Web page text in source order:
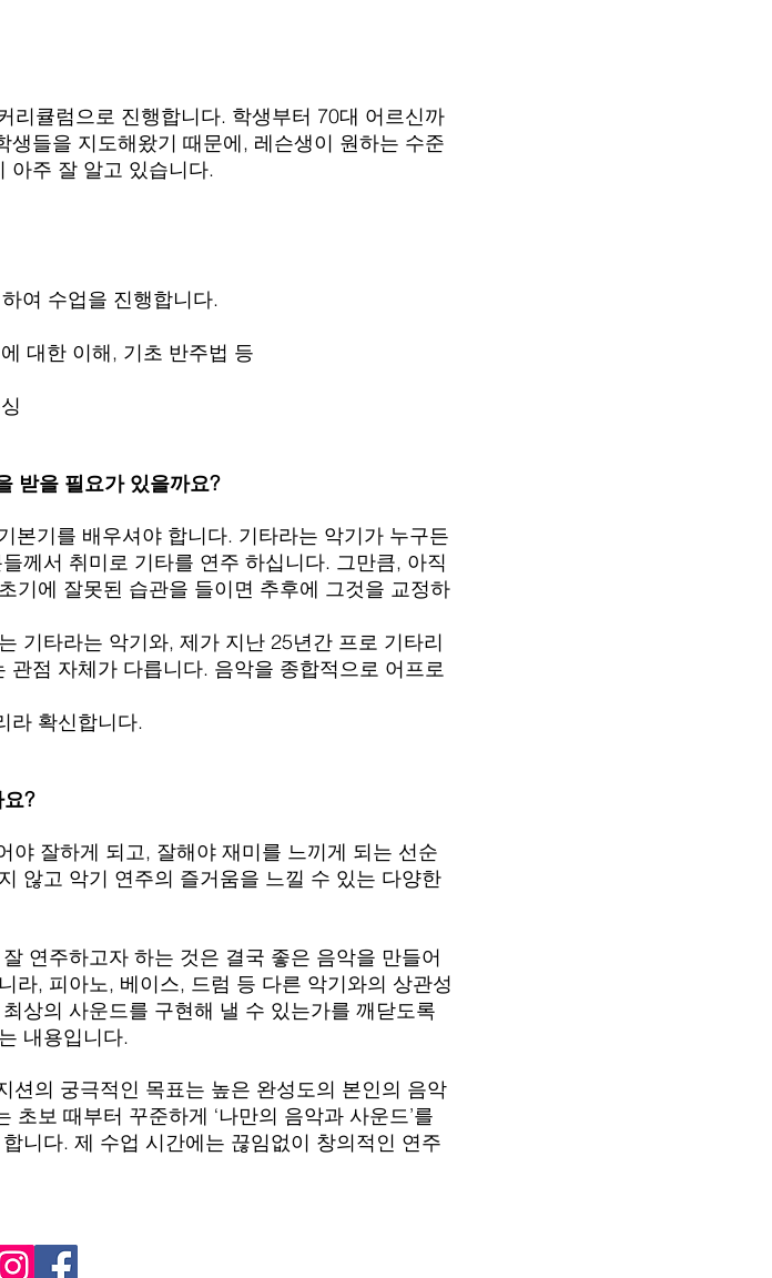
리큘럼으로 진행합니다. 학생부터 70대 어르신까
들을 지도해왔기 때문에, 레슨생이 원하는 수준
아주 잘 알고 있습니다.
여 수업을 진행합니다.
대한 이해, 기초 반주법 등
받을 필요가 있을까요?
본기를 배우셔야 합니다. 기타라는 악기가 누구든
께서 취미로 기타를 연주 하십니다. 그만큼, 아직
기에 잘못된 습관을 들이면 추후에 그것을 교정하
기타라는 악기와, 제가 지난 25년간 프로 기타리
점 자체가 다릅니다. 음악을 종합적으로 어프로
라 확신합니다.
?
야 잘하게 되고, 잘해야 재미를 느끼게 되는 선순
않고 악기 연주의 즐거움을 느낄 수 있는 다양한
연주하고자 하는 것은 결국 좋은 음악을 만들어
라, 피아노, 베이스, 드럼 등 다른 악기와의 상관성
상의 사운드를 구현해 낼 수 있는가를 깨닫도록
내용입니다.
션의 궁극적인 목표는 높은 완성도의 본인의 음악
보 때부터 꾸준하게 ‘나만의 음악과 사운드’를
니다. 제 수업 시간에는 끊임없이 창의적인 연주